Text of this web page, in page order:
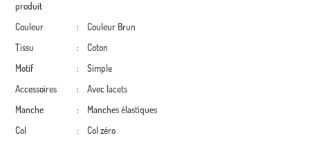
produit
Couleur :
Couleur Brun
Tissu
:
Coton
Motif
:
Simple
Accessoires
:
Avec lacets
Manche
:
Manches élastiques
Col
:
Col zéro